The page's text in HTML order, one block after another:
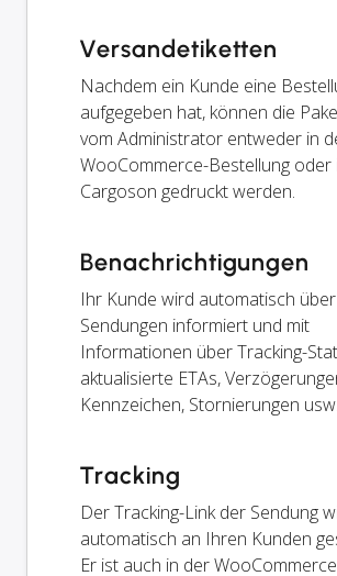
Versandetiketten
Nachdem ein Kunde eine
aufgegeben hat, können die
vom Administrator entweder in
WooCommerce-Bestellung oder
Cargoson gedruckt werden.
Benachrichtigungen
Ihr Kunde wird automatisch über
Sendungen informiert und mit
Informationen über Tracking-
aktualisierte ETAs,
Kennzeichen, Stornierungen
Tracking
Der Tracking-Link der Sendung
automatisch an Ihren Kunden
Er ist auch in der